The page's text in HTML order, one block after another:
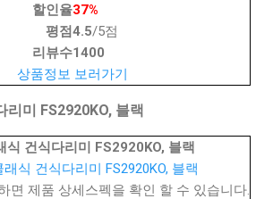
할인율37%
평점4.5/5점
리뷰수1400
상품정보 보러가기
리미 FS2920KO, 블랙
식 건식다리미 FS2920KO, 블랙
면 제품 상세스펙을 확인 할 수 있습니다.